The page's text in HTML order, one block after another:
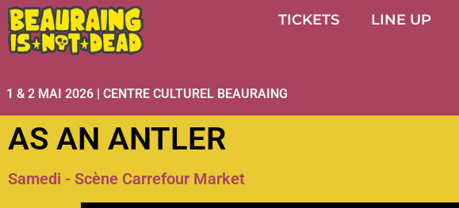
TICKETS LINE UP
1 & 2 MAI 2026 | CENTRE CULTUREL BEAURAING
AS AN ANTLER
Samedi - Scène Carrefour Market